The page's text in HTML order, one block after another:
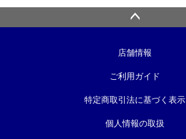
店舗情報
ご利用ガイド
特定商取引法に基づく表示
個人情報の取扱